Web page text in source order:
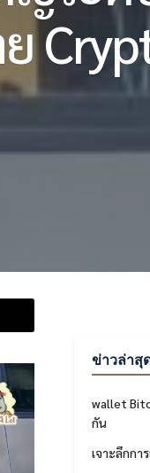
ข่าวล่าสุ
wallet
กัน
เจาะลึกกา